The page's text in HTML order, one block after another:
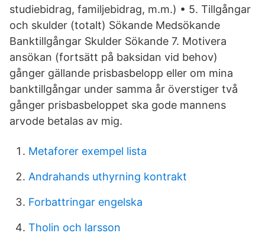
studiebidrag, familjebidrag, m.m.) • 5. Tillgångar
och skulder (totalt) Sökande Medsökande
Banktillgångar Skulder Sökande 7. Motivera
ansökan (fortsätt på baksidan vid behov)
gånger gällande prisbasbelopp eller om mina
banktillgångar under samma år överstiger två
gånger prisbasbeloppet ska gode mannens
arvode betalas av mig.
Metaforer exempel lista
Andrahands uthyrning kontrakt
Forbattringar engelska
Tholin och larsson